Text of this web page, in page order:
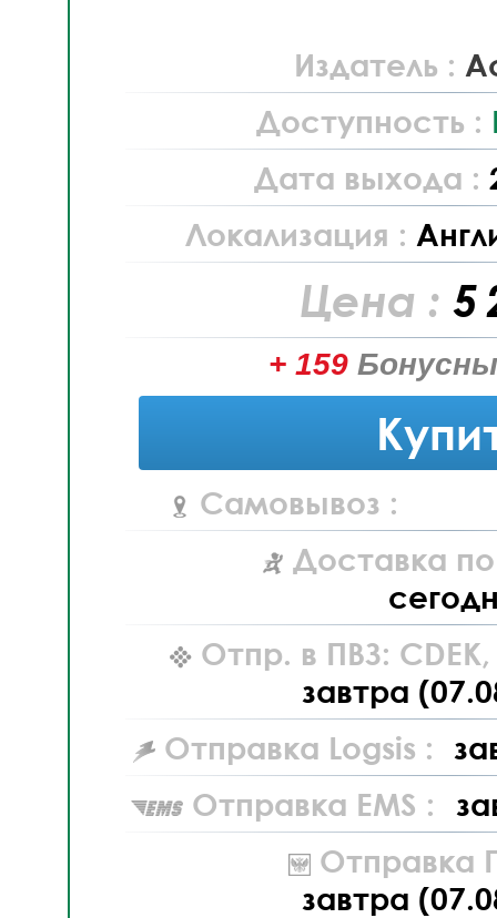
Издатель :
Доступность :
Дата выхода :
Локализация :
Цена : 5
+ 159
Самовывоз :
Доставка
Отпр. в ПВЗ: CDEK,
завтра
Отправка Logsis :
Отправка EMS :
Отправка
завтра